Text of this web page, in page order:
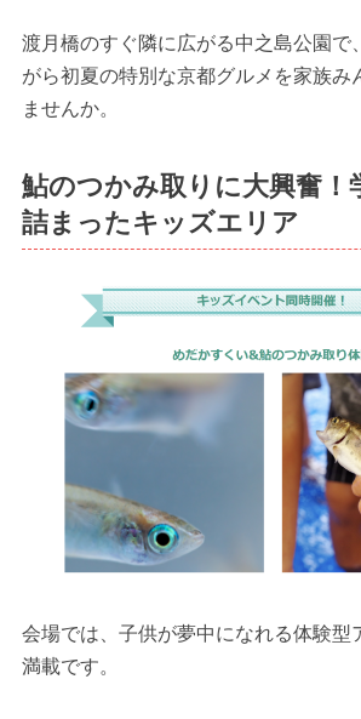
渡月橋のすぐ隣に広がる中之島公園で
がら初夏の特別な京都グルメを家族み
ませんか。
鮎のつかみ取りに大興奮！
詰まったキッズエリア
会場では、子供が夢中になれる体験型
満載です。